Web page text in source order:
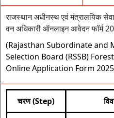
राजस्थान अधीनस्थ एवं मंत्रालयिक
वन अधिकारी ऑनलाइन आवेदन फॉर्म
(Rajasthan Subordinate and
Selection Board (RSSB)
Online Application Form
चरण (Step)